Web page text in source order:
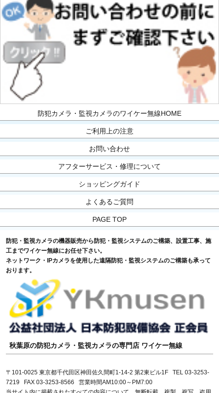
防犯カメラ・監視カメラのワイケー無線HOME
ご利用上の注意
お問い合わせ
アフターサービス・修理について
ショッピングガイド
よくあるご質問
PAGE TOP
防犯・監視カメラの機器販売から防犯・監視システムのご構築、設置工事、施
工までワイケー無線にお任せ下さい。
ネットワーク・IPカメラを使用した遠隔防犯・監視システムのご構築も承って
おります。
秋葉原の防犯カメラ・監視カメラの専門店 ワイケー無線
〒101-0025 東京都千代田区神田佐久間町1-14-2 第2東ビル1F TEL 03-3253-
7219 FAX 03-3253-8566 営業時間AM10:00～PM7:00